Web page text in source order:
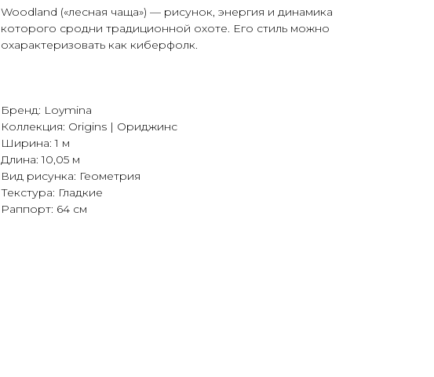
Woodland («лесная чаща») — рисунок, энергия и динамика
которого сродни традиционной охоте. Его стиль можно
охарактеризовать как киберфолк.
Бренд: Loymina
Коллекция: Origins | Ориджинс
Ширина: 1 м
Длина: 10,05 м
Вид рисунка: Геометрия
Текстура: Гладкие
Раппорт: 64 см